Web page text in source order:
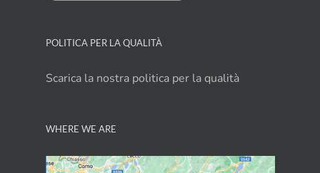
POLITICA PER LA QUALITÀ
Scarica la nostra politica per la qualità
WHERE WE ARE